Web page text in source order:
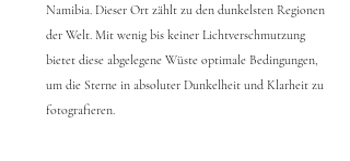
Namibia. Dieser Ort zählt zu den dunkelsten Regionen
der Welt. Mit wenig bis keiner Lichtverschmutzung
bietet diese abgelegene Wüste optimale Bedingungen,
um die Sterne in absoluter Dunkelheit und Klarheit zu
fotografieren.